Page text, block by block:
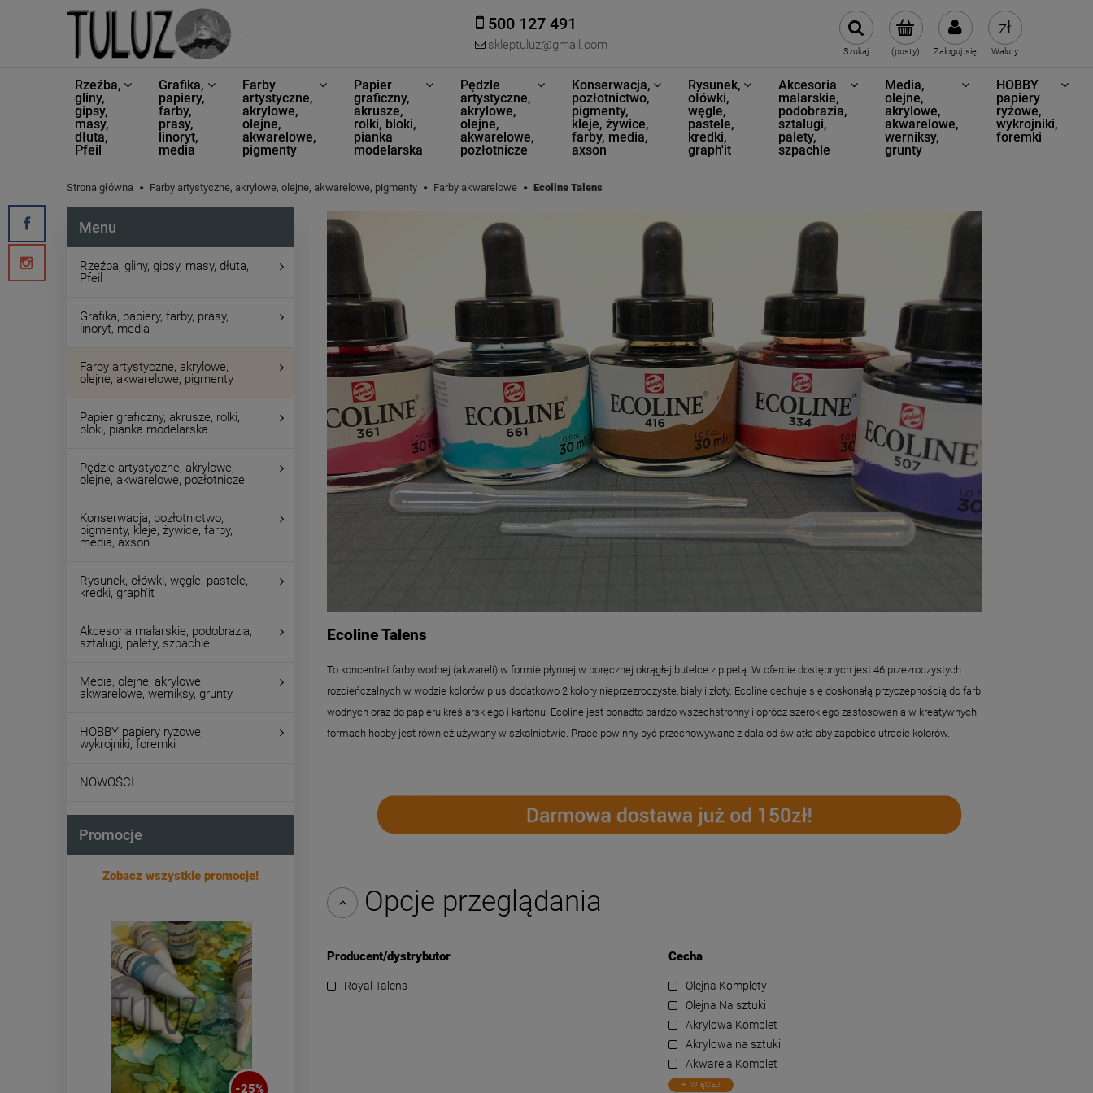
500 127 491
skleptuluz@gmail.com (pusty) Zaloguj się
Szukaj Waluty
Rzeźba,
gliny,
gipsy,
masy,
dłuta,
Pfeil
Grafika,
papiery,
farby,
prasy,
linoryt,
media
Farby
artystyczne,
akrylowe,
olejne,
akwarelowe,
pigmenty
Papier
graficzny,
akrusze,
rolki, bloki,
pianka
modelarska
Pędzle
artystyczne,
akrylowe,
olejne,
akwarelowe,
pozłotnicze
Konserwacja,
pozłotnictwo,
pigmenty,
kleje, żywice,
farby, media,
axson
Rysunek,
ołówki,
węgle,
pastele,
kredki,
graph'it
Akcesoria
malarskie,
podobrazia,
sztalugi,
palety,
szpachle
Media,
olejne,
akrylowe,
akwarelowe,
werniksy,
grunty
HOBBY
papiery
ryżowe,
wykrojniki,
foremki
Strona główna Farby artystyczne, akrylowe, olejne, akwarelowe, pigmenty Farby akwarelowe Ecoline Talens
Menu
Rzeźba, gliny, gipsy, masy, dłuta,
Pfeil
Grafika, papiery, farby, prasy,
linoryt, media
Farby artystyczne, akrylowe,
olejne, akwarelowe, pigmenty
Papier graficzny, akrusze, rolki,
bloki, pianka modelarska
Pędzle artystyczne, akrylowe,
olejne, akwarelowe, pozłotnicze
Konserwacja, pozłotnictwo,
pigmenty, kleje, żywice, farby,
media, axson
Rysunek, ołówki, węgle, pastele,
kredki, graph'it
Akcesoria malarskie, podobrazia,
sztalugi, palety, szpachle
Media, olejne, akrylowe,
akwarelowe, werniksy, grunty
HOBBY papiery ryżowe,
wykrojniki, foremki
NOWOŚCI
Promocje
Zobacz wszystkie promocje!
-25% -50%
Ecoline Talens
To koncentrat farby wodnej (akwareli) w formie płynnej w poręcznej okrągłej butelce z pipetą. W ofercie dostępnych jest 46 przezroczystych i
rozcieńczalnych w wodzie kolorów plus dodatkowo 2 kolory nieprzezroczyste, biały i złoty. Ecoline cechuje się doskonałą przyczepnością do farb
wodnych oraz do papieru kreślarskiego i kartonu. Ecoline jest ponadto bardzo wszechstronny i oprócz szerokiego zastosowania w kreatywnych
formach hobby jest również używany w szkolnictwie. Prace powinny być przechowywane z dala od światła aby zapobiec utracie kolorów.
Opcje przeglądania
Producent/dystrybutor
Royal Talens
Cecha
Olejna Komplety
Olejna Na sztuki
Akrylowa Komplet
Akrylowa na sztuki
Akwarela Komplet
WIĘCEJ